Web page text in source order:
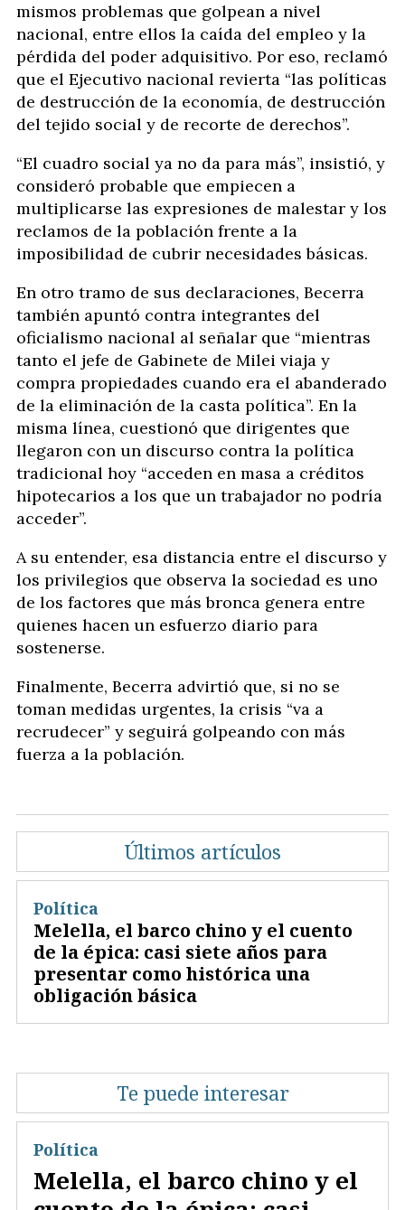
mismos problemas que golpean a nivel
nacional, entre ellos la caída del empleo y la
pérdida del poder adquisitivo. Por eso, reclamó
que el Ejecutivo nacional revierta “las políticas
de destrucción de la economía, de destrucción
del tejido social y de recorte de derechos”.
“El cuadro social ya no da para más”, insistió, y
consideró probable que empiecen a
multiplicarse las expresiones de malestar y los
reclamos de la población frente a la
imposibilidad de cubrir necesidades básicas.
En otro tramo de sus declaraciones, Becerra
también apuntó contra integrantes del
oficialismo nacional al señalar que “mientras
tanto el jefe de Gabinete de Milei viaja y
compra propiedades cuando era el abanderado
de la eliminación de la casta política”. En la
misma línea, cuestionó que dirigentes que
llegaron con un discurso contra la política
tradicional hoy “acceden en masa a créditos
hipotecarios a los que un trabajador no podría
acceder”.
A su entender, esa distancia entre el discurso y
los privilegios que observa la sociedad es uno
de los factores que más bronca genera entre
quienes hacen un esfuerzo diario para
sostenerse.
Finalmente, Becerra advirtió que, si no se
toman medidas urgentes, la crisis “va a
recrudecer” y seguirá golpeando con más
fuerza a la población.
Últimos artículos
Melella, el barco chino y el cuento
de la épica: casi siete años para
presentar como histórica una
obligación básica
Política
Te puede interesar
Melella, el barco chino y el
Política